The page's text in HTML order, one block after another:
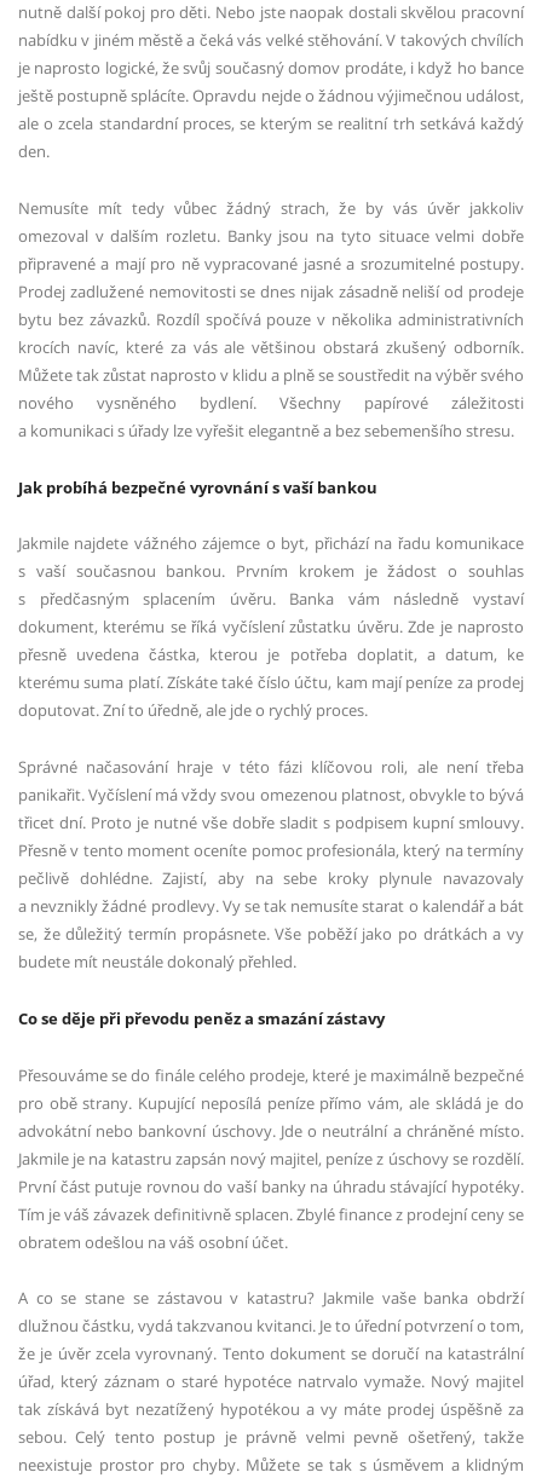
nutně další pokoj pro děti. Nebo jste naopak dostali skvělou pracovní
nabídku v jiném městě a čeká vás velké stěhování. V takových chvílích
je naprosto logické, že svůj současný domov prodáte, i když ho bance
ještě postupně splácíte. Opravdu nejde o žádnou výjimečnou událost,
ale o zcela standardní proces, se kterým se realitní trh setkává každý
den.
Nemusíte mít tedy vůbec žádný strach, že by vás úvěr jakkoliv
omezoval v dalším rozletu. Banky jsou na tyto situace velmi dobře
připravené a mají pro ně vypracované jasné a srozumitelné postupy.
Prodej zadlužené nemovitosti se dnes nijak zásadně neliší od prodeje
bytu bez závazků. Rozdíl spočívá pouze v několika administrativních
krocích navíc, které za vás ale většinou obstará zkušený odborník.
Můžete tak zůstat naprosto v klidu a plně se soustředit na výběr svého
nového vysněného bydlení. Všechny papírové záležitosti
a komunikaci s úřady lze vyřešit elegantně a bez sebemenšího stresu.
Jak probíhá bezpečné vyrovnání s vaší bankou
Jakmile najdete vážného zájemce o byt, přichází na řadu komunikace
s vaší současnou bankou. Prvním krokem je žádost o souhlas
s předčasným splacením úvěru. Banka vám následně vystaví
dokument, kterému se říká vyčíslení zůstatku úvěru. Zde je naprosto
přesně uvedena částka, kterou je potřeba doplatit, a datum, ke
kterému suma platí. Získáte také číslo účtu, kam mají peníze za prodej
doputovat. Zní to úředně, ale jde o rychlý proces.
Správné načasování hraje v této fázi klíčovou roli, ale není třeba
panikařit. Vyčíslení má vždy svou omezenou platnost, obvykle to bývá
třicet dní. Proto je nutné vše dobře sladit s podpisem kupní smlouvy.
Přesně v tento moment oceníte pomoc profesionála, který na termíny
pečlivě dohlédne. Zajistí, aby na sebe kroky plynule navazovaly
a nevznikly žádné prodlevy. Vy se tak nemusíte starat o kalendář a bát
se, že důležitý termín propásnete. Vše poběží jako po drátkách a vy
budete mít neustále dokonalý přehled.
Co se děje při převodu peněz a smazání zástavy
Přesouváme se do finále celého prodeje, které je maximálně bezpečné
pro obě strany. Kupující neposílá peníze přímo vám, ale skládá je do
advokátní nebo bankovní úschovy. Jde o neutrální a chráněné místo.
Jakmile je na katastru zapsán nový majitel, peníze z úschovy se rozdělí.
První část putuje rovnou do vaší banky na úhradu stávající hypotéky.
Tím je váš závazek definitivně splacen. Zbylé finance z prodejní ceny se
obratem odešlou na váš osobní účet.
A co se stane se zástavou v katastru? Jakmile vaše banka obdrží
dlužnou částku, vydá takzvanou kvitanci. Je to úřední potvrzení o tom,
že je úvěr zcela vyrovnaný. Tento dokument se doručí na katastrální
úřad, který záznam o staré hypotéce natrvalo vymaže. Nový majitel
tak získává byt nezatížený hypotékou a vy máte prodej úspěšně za
sebou. Celý tento postup je právně velmi pevně ošetřený, takže
neexistuje prostor pro chyby. Můžete se tak s úsměvem a klidným